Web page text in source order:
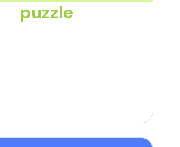
puzzle